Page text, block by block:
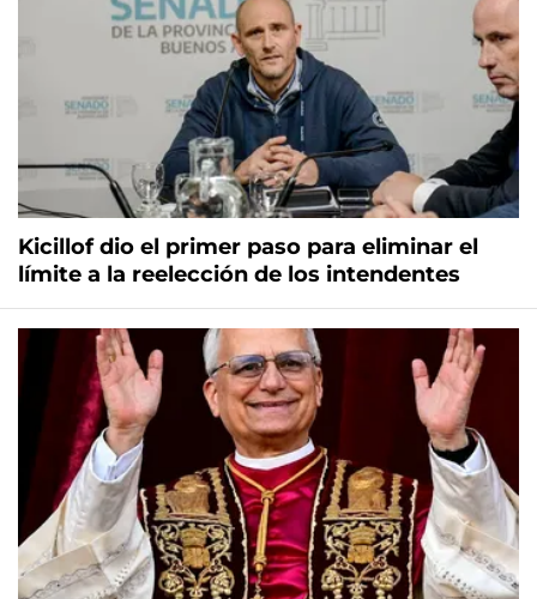
Kicillof dio el primer paso para eliminar el
límite a la reelección de los intendentes